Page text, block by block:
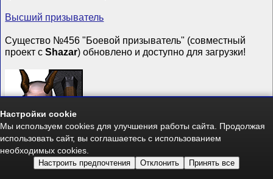
Высший призыватель
Существо №456 "Боевой призыватель" (совместный
проект сShazar) обновлено и доступно для загрузки!
"Боевые призыватели оставившие путь развития дара,
Настройки cookie
Мы используем cookies для улучшения работы сайта. Продолжая
использовать сайт, вы соглашаетесь с использованием
необходимых cookies.
Настроить предпочтения Отклонить Принять все